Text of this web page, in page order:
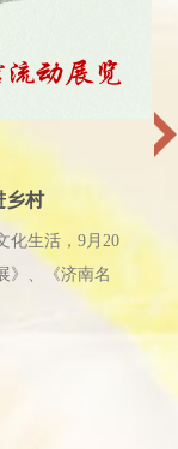
展》
物馆举办，本
书画学会主
山东大美泉